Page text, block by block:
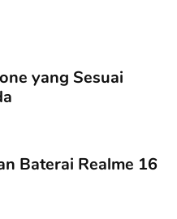
yang Sesuai
Baterai Realme 16